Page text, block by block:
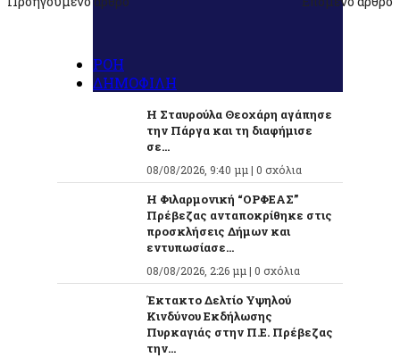
ΡΟΗ
ΔΗΜΟΦΙΛΗ
Η Σταυρούλα Θεοχάρη αγάπησε
την Πάργα και τη διαφήμισε
σε...
08/08/2026, 9:40 μμ | 0 σχόλια
Η Φιλαρμονική “ΟΡΦΕΑΣ”
Πρέβεζας ανταποκρίθηκε στις
προσκλήσεις Δήμων και
εντυπωσίασε...
08/08/2026, 2:26 μμ | 0 σχόλια
Έκτακτο Δελτίο Υψηλού
Κινδύνου Εκδήλωσης
Πυρκαγιάς στην Π.Ε. Πρέβεζας
την...